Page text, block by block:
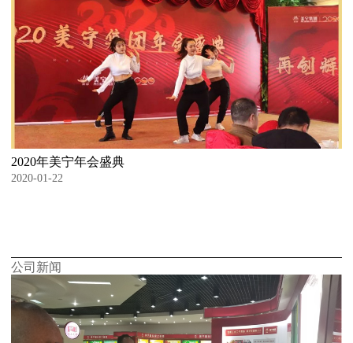
2020年美宁年会盛典
2020-01-22
公司新闻